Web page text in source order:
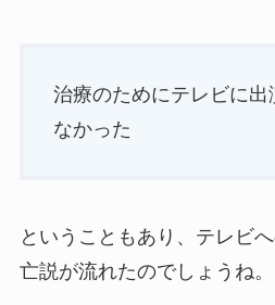
治療のためにテレビに
なかった
ということもあり、テレビ
亡説が流れたのでしょうね。